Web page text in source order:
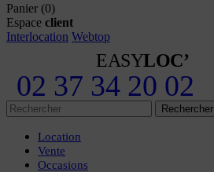
Panier (0)
Espace client
Interlocation Webtop
EASYLOC’
02 37 34 20 02
Rechercher
Location
Vente
Occasions